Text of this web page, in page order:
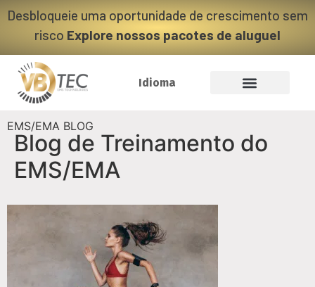
Desbloqueie uma oportunidade de crescimento sem
risco Explore nossos pacotes de aluguel
Idioma
Blog de Treinamento do
EMS/EMA